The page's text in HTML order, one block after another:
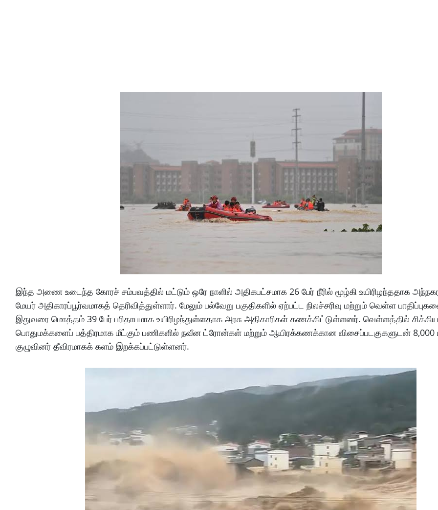
இந்த அணை உடைந்த கோரச் சம்பவத்தில் மட்டும் ஒரே நாளில் அதிகபட்சமாக 26 பேர் நீரில் மூழ்கி உயிரிழந்ததாக
மேயர் அதிகாரப்பூர்வமாகத் தெரிவித்துள்ளார். மேலும் பல்வேறு பகுதிகளில் ஏற்பட்ட நிலச்சரிவு மற்றும் வெள்ள
இதுவரை மொத்தம் 39 பேர் பரிதாபமாக உயிரிழந்துள்ளதாக அரசு அதிகாரிகள் கணக்கிட்டுள்ளனர். வெள்ளத்தில் சிக்கிய
பொதுமக்களைப் பத்திரமாக மீட்கும் பணிகளில் நவீன ட்ரோன்கள் மற்றும் ஆயிரக்கணக்கான விசைப்படகுகளுடன் 8,000
குழுவினர் தீவிரமாகக் களம் இறக்கப்பட்டுள்ளனர்.